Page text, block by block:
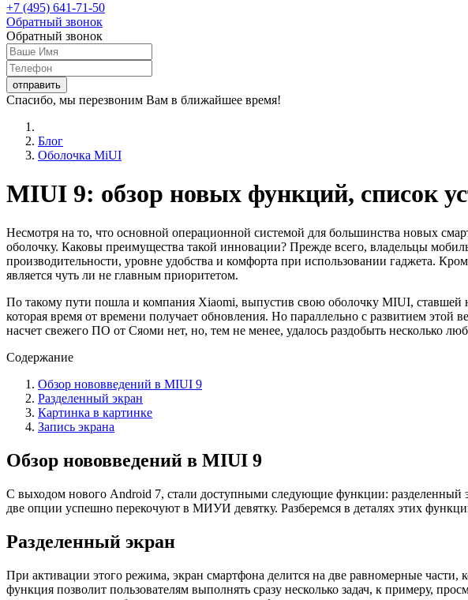
+7 (495) 641-71-50
Обратный звонок
Обратный звонок
Спасибо, мы перезвоним Вам в ближайшее время!
Блог
Оболочка MiUI
MIUI 9: обзор новых функций, список
Несмотря на то, что основной операционной системой для большинства новых
оболочку. Каковы преимущества такой инновации? Прежде всего, владельцы
производительности, уровне удобства и комфорта при использовании гаджета.
является чуть ли не главным приоритетом.
По такому пути пошла и компания Xiaomi, выпустив свою оболочку MIUI, ставшей
которая время от времени получает обновления. Но параллельно с развитием
насчет свежего ПО от Сяоми нет, но, тем не менее, удалось раздобыть несколько
Содержание
Обзор нововведений в MIUI 9
Разделенный экран
Картинка в картинке
Запись экрана
Обзор нововведений в MIUI 9
С выходом нового Android 7, стали доступными следующие функции: разделенный
две опции успешно перекочуют в МИУИ девятку. Разберемся в деталях этих
Разделенный экран
При активации этого режима, экран смартфона делится на две равномерные
функция позволит пользователям выполнять сразу несколько задач, к примеру,